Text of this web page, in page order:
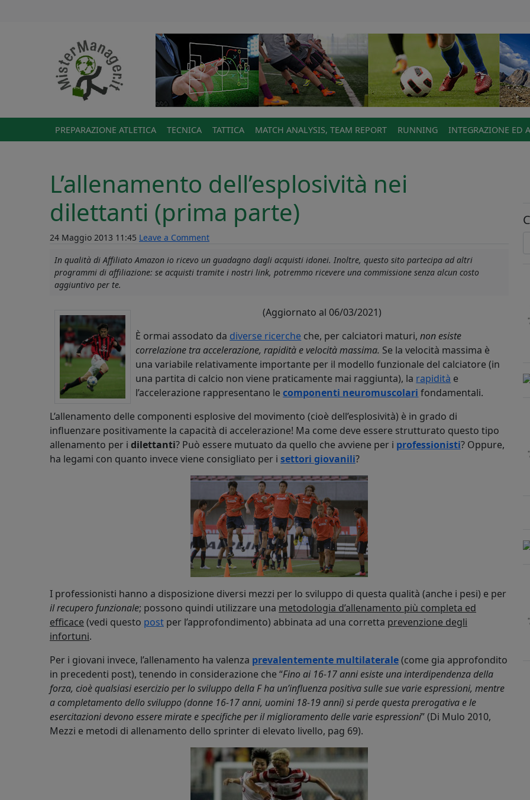
PREPARAZIONE ATLETICA TECNICA TATTICA MATCH ANALYSIS, TEAM REPORT RUNNING INTEGRAZIONE ED
L’allenamento dell’esplosività nei
dilettanti (prima parte)
24 Maggio 2013 11:45 Leave a Comment
In qualità di Affiliato Amazon io ricevo un guadagno dagli acquisti idonei. Inoltre, questo sito partecipa ad altri
programmi di affiliazione: se acquisti tramite i nostri link, potremmo ricevere una commissione senza alcun costo
aggiuntivo per te.
(Aggiornato al 06/03/2021)
È ormai assodato da diverse ricerche che, per calciatori maturi,non esiste
correlazione tra accelerazione, rapidità e velocità massima. Se la velocità massima è
una variabile relativamente importante per il modello funzionale del calciatore (in
una partita di calcio non viene praticamente mai raggiunta), la rapidità e
l’accelerazione rappresentano lecomponenti neuromuscolari fondamentali.
L’allenamento delle componenti esplosive del movimento (cioè dell’esplosività) è in grado di
influenzare positivamente la capacità di accelerazione! Ma come deve essere strutturato questo tipo
allenamento per i dilettanti? Può essere mutuato da quello che avviene per i professionisti? Oppure,
ha legami con quanto invece viene consigliato per i settori giovanili?
I professionisti hanno a disposizione diversi mezzi per lo sviluppo di questa qualità (anche i pesi) e per
il recupero funzionale; possono quindi utilizzare una metodologia d’allenamento più completa ed
efficace (vedi questo post per l’approfondimento) abbinata ad una corretta prevenzione degli
infortuni.
Per i giovani invece, l’allenamento ha valenza prevalentemente multilaterale(come gia approfondito
in precedenti post), tenendo in considerazione che “Fino ai 16-17 anni esiste una interdipendenza della
forza, cioè qualsiasi esercizio per lo sviluppo della F ha un’influenza positiva sulle sue varie espressioni, mentre
a completamento dello sviluppo (donne 16-17 anni, uomini 18-19 anni) si perde questa prerogativa e le
esercitazioni devono essere mirate e specifiche per il miglioramento delle varie espressioni” (Di Mulo 2010,
Mezzi e metodi di allenamento dello sprinter di elevato livello, pag 69).